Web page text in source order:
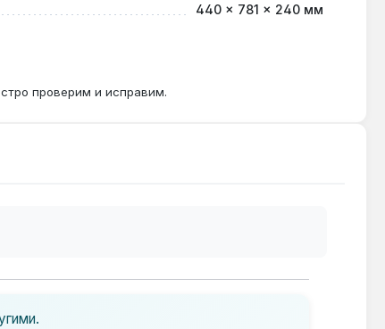
440 × 781 × 240 мм
проверим и исправим.